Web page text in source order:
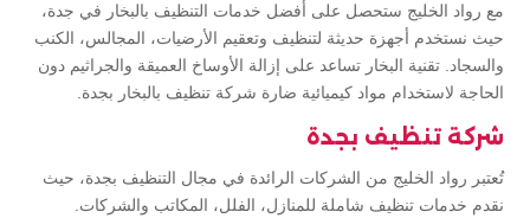
مع رواد الخليج ستحصل على أفضل خدمات التنظيف بالبخار في جدة،
حيث نستخدم أجهزة حديثة لتنظيف وتعقيم الأرضيات، المجالس، الكنب
والسجاد. تقنية البخار تساعد على إزالة الأوساخ العميقة والجراثيم دون
الحاجة لاستخدام مواد كيميائية ضارة شركة تنظيف بالبخار بجدة.
شركة تنظيف بجدة
تُعتبر رواد الخليج من الشركات الرائدة في مجال التنظيف بجدة، حيث
نقدم خدمات تنظيف شاملة للمنازل، الفلل، المكاتب والشركات.